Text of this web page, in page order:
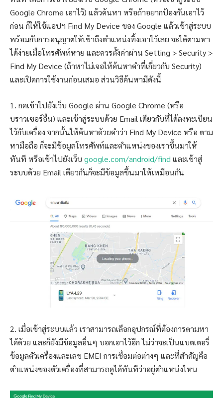
Google Chrome เอาไว้) แล้วค้นหา หรือถ้าอยากป้องกันเอาไว้
ก่อน ก็ให้ใช้แอปฯ Find My Device ของ Google แล้วเข้าสู่ระบบ
พร้อมกับการอนุญาตให้เข้าถึงตำแหน่งทิ้งเอาไว้เลย จะได้ตามหา
ได้ง่ายเมื่อโทรศัพท์หาย และควรตั้งค่าผ่าน Setting > Security >
Find My Device (ถ้าหาไม่เจอให้ค้นหาคำที่เกี่ยวกับ Security)
และเปิดการใช้งานก่อนเสมอ ส่วนวิธีค้นหามีดังนี้
1. กดเข้าไปยังเว็บ Google ผ่าน Google Chrome (หรือ
บราวเซอร์อื่น) และเข้าสู่ระบบด้วย Email เดียวกับที่ได้ลงทะเบียน
ไว้กับเครื่อง จากนั้นให้ค้นหาด้วยคำว่า Find My Device หรือ ตาม
หามือถือ ก็จะมีข้อมูลโทรศัพท์และตำแหน่งของเราขึ้นมาให้
ทันที หรือเข้าไปยังเว็บ google.com/android/find และเข้าสู่
ระบบด้วย Email เดียวกันก็จะมีข้อมูลขึ้นมาให้เหมือนกัน
2. เมื่อเข้าสู่ระบบแล้ว เราสามารถเลือกอุปกรณ์ที่ต้องการตามหา
ได้ด้วย และก็ยังมีข้อมูลอื่นๆ บอกเอาไว้อีก ไม่ว่าจะเป็นแบตเตอรี่
ข้อมูลตัวเครื่องและเลข EMEI การเชื่อมต่อต่างๆ และที่สำคัญคือ
ตำแหน่งของตัวเครื่องที่สามารถดูได้ทันทีว่าอยู่ตำแหน่งไหน